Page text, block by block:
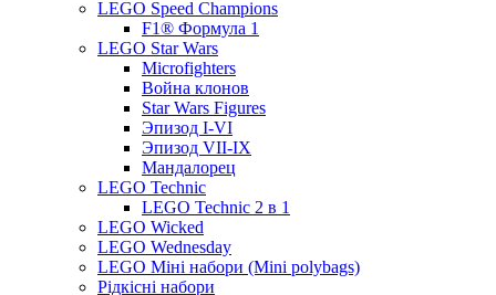
LEGO Speed Champions
F1® Формула 1
LEGO Star Wars
Microfighters
Война клонов
Star Wars Figures
Эпизод I-VI
Эпизод VII-IX
Мандалорец
LEGO Technic
LEGO Technic 2 в 1
LEGO Wicked
LEGO Wednesday
LEGO Міні набори (Mini polybags)
Рідкісні набори